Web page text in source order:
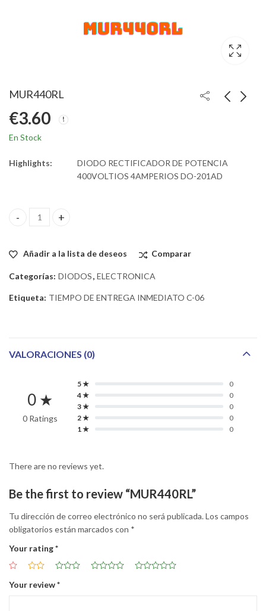
MUR440RL
€3.60
En Stock
Highlights:
DIODO RECTIFICADOR DE POTENCIA
400VOLTIOS 4AMPERIOS DO-201AD
MUR440RL quantity
Añadir a la lista de deseos Comparar
Categorías: DIODOS, ELECTRONICA
Etiqueta: TIEMPO DE ENTREGA INMEDIATO C-06
VALORACIONES (0)
0 ★
0 Ratings
5 ★
0
4 ★
0
3 ★
0
2 ★
0
1 ★
0
There are no reviews yet.
Be the first to review “MUR440RL”
Tu dirección de correo electrónico no será publicada.Los campos
obligatorios están marcados con *
Your rating*
Your review*